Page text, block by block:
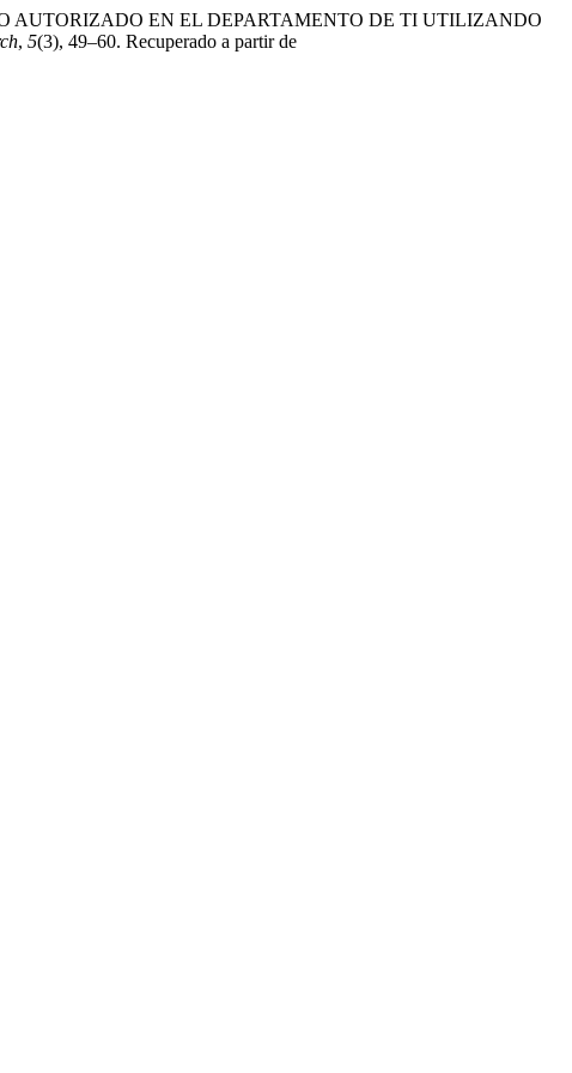
AUTORIZADO EN EL DEPARTAMENTO DE TI UTILIZANDO
, 5(3), 49–60. Recuperado a partir de